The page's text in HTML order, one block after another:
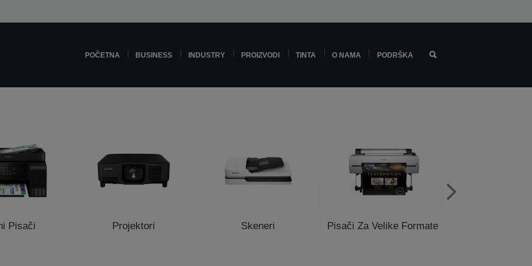
POČETNA BUSINESS INDUSTRY PROIZVODI TINTA O NAMA PODRŠKA
Pisači Projektori Skeneri Pisači Za Velike Formate